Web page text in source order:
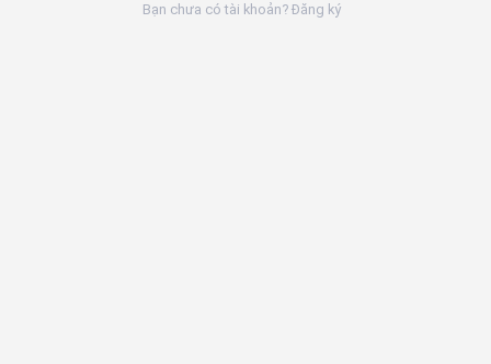
Bạn chưa có tài khoản? Đăng ký